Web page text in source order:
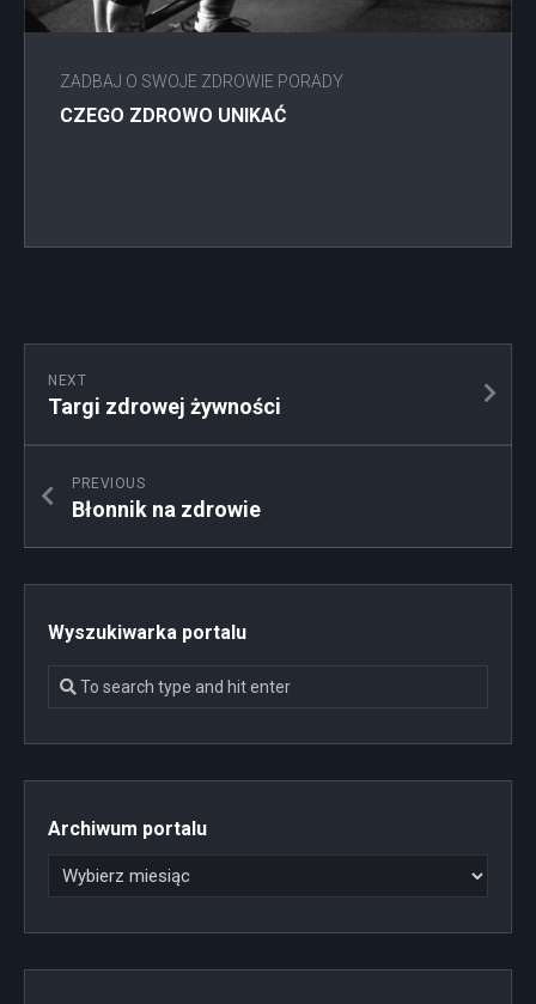
ZADBAJ O SWOJE ZDROWIE PORADY
CZEGO ZDROWO UNIKAĆ
NEXT
Targi zdrowej żywności
PREVIOUS
Błonnik na zdrowie
Wyszukiwarka portalu
Archiwum portalu